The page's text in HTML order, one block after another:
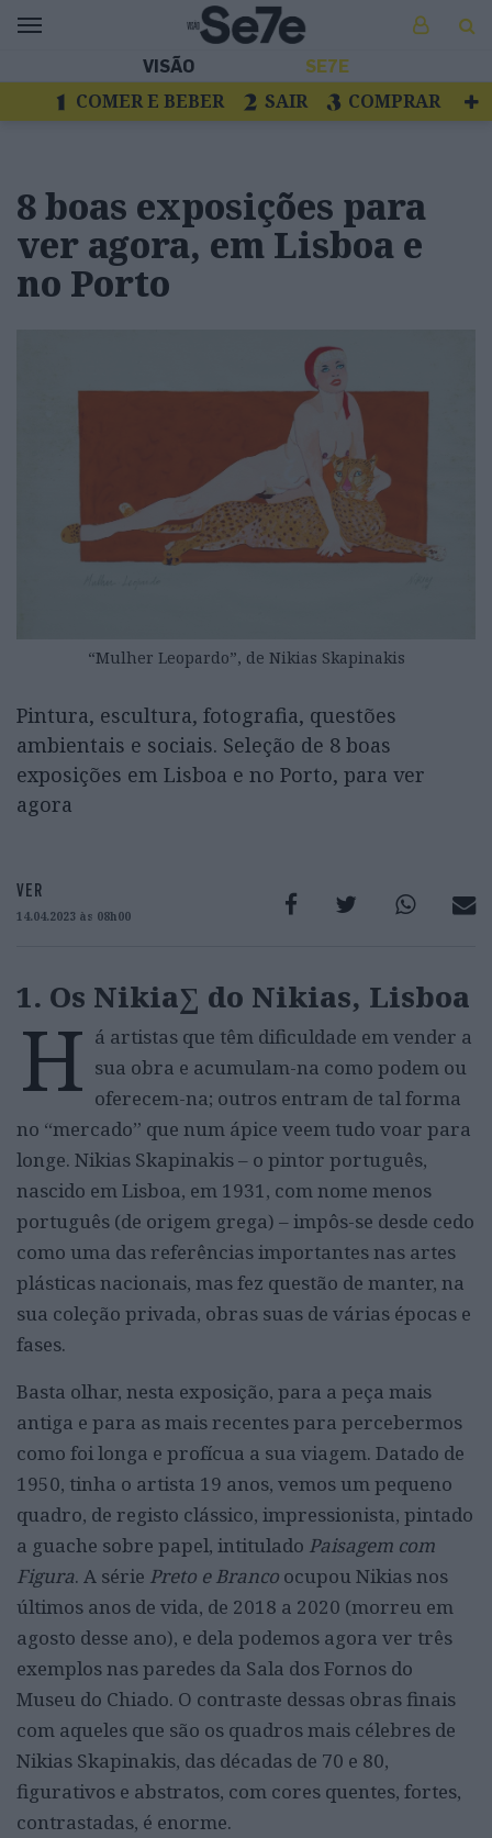
VISÃO SE7E
COMER E BEBER SAIR
COMPRAR
8 boas exposições para
ver agora, em Lisboa e
no Porto
“Mulher Leopardo”, de Nikias Skapinakis
Pintura, escultura, fotografia, questões
ambientais e sociais. Seleção de 8 boas
exposições em Lisboa e no Porto, para ver
agora
VER
14.04.2023 às 08h00
1. Os Nikia∑ do Nikias, Lisboa
H á artistas que têm dificuldade em vender a
sua obra e acumulam-na como podem ou
oferecem-na; outros entram de tal forma
no “mercado” que num ápice veem tudo voar para
longe. Nikias Skapinakis – o pintor português,
nascido em Lisboa, em 1931, com nome menos
português (de origem grega) – impôs-se desde cedo
como uma das referências importantes nas artes
plásticas nacionais, mas fez questão de manter, na
sua coleção privada, obras suas de várias épocas e
fases.
Basta olhar, nesta exposição, para a peça mais
antiga e para as mais recentes para percebermos
como foi longa e profícua a sua viagem. Datado de
1950, tinha o artista 19 anos, vemos um pequeno
quadro, de registo clássico, impressionista, pintado
a guache sobre papel, intitulado Paisagem com
Figura. A série Preto e Branco ocupou Nikias nos
últimos anos de vida, de 2018 a 2020 (morreu em
agosto desse ano), e dela podemos agora ver três
exemplos nas paredes da Sala dos Fornos do
Museu do Chiado. O contraste dessas obras finais
com aqueles que são os quadros mais célebres de
Nikias Skapinakis, das décadas de 70 e 80,
figurativos e abstratos, com cores quentes, fortes,
contrastadas, é enorme.